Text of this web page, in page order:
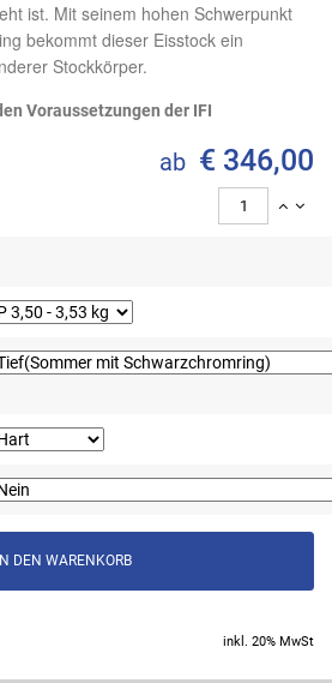
ist. Mit seinem hohen Schwerpunkt
bekommt dieser Eisstock ein
Stockkörper.
Voraussetzungen der IFI
ab € 346,00
inkl. 20% MwSt